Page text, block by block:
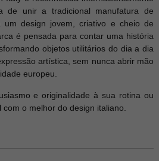
de unir a tradicional manufatura de
um design jovem, criativo e cheio de
é pensada para contar uma história
objetos utilitários do dia a dia
artística, sem nunca abrir mão
europeu.
e originalidade à sua rotina ou
o melhor do design italiano.